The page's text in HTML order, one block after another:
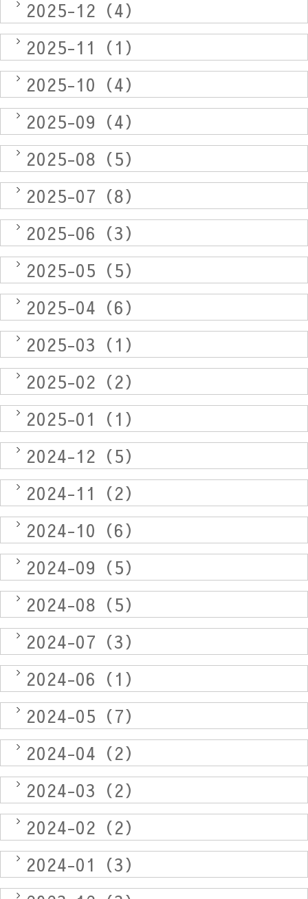
2025-12（4）
2025-11（1）
2025-10（4）
2025-09（4）
2025-08（5）
2025-07（8）
2025-06（3）
2025-05（5）
2025-04（6）
2025-03（1）
2025-02（2）
2025-01（1）
2024-12（5）
2024-11（2）
2024-10（6）
2024-09（5）
2024-08（5）
2024-07（3）
2024-06（1）
2024-05（7）
2024-04（2）
2024-03（2）
2024-02（2）
2024-01（3）